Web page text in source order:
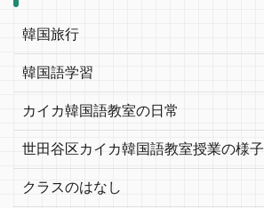
韓国旅行
韓国語学習
カイカ韓国語教室の日常
世田谷区カイカ韓国語教室授業の様子
クラスのはなし